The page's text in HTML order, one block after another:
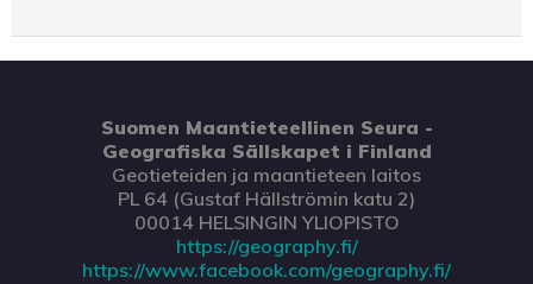
Suomen Maantieteellinen Seura -
Geografiska Sällskapet i Finland
Geotieteiden ja maantieteen laitos
PL 64 (Gustaf Hällströmin katu 2)
00014 HELSINGIN YLIOPISTO
https://geography.fi/
https://www.facebook.com/geography.fi/